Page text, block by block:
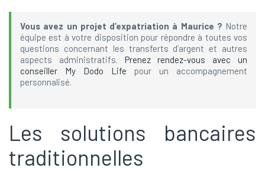
Vous avez un projet d’expatriation à Maurice ? Notre
équipe est à votre disposition pour répondre à toutes vos
questions concernant les transferts d’argent et autres
aspects administratifs. Prenez rendez-vous avec un
conseiller My Dodo Life pour un accompagnement
personnalisé.
Les solutions bancaires
traditionnelles